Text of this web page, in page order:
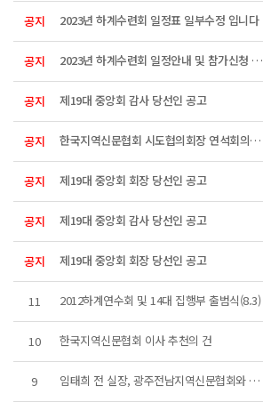
공지
2023년 하계수련회 일정표 일부수정 입니다
공지
2023년 하계수련회 일정안내 및 참가신청 접수
공지
제19대 중앙회 감사 당선인 공고
공지
한국지역신문협회 시도협의회장 연석회의 개최
공지
제19대 중앙회 회장 당선인 공고
공지
제19대 중앙회 감사 당선인 공고
공지
제19대 중앙회 회장 당선인 공고
11
2012하계연수회 및 14대 집행부 출범식(8.3)
10
한국지역신문협회 이사 추천의 건
9
임태희 전 실장, 광주전남지역신문협회와 기자회견